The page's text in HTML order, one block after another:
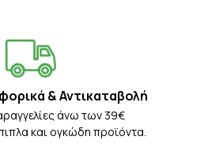
& Αντικαταβολή
άνω των 39€
και ογκώδη προϊόντα.